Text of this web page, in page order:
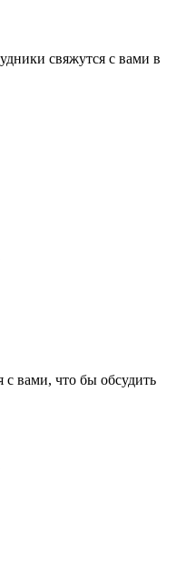
свяжутся с вами в
вами, что бы обсудить